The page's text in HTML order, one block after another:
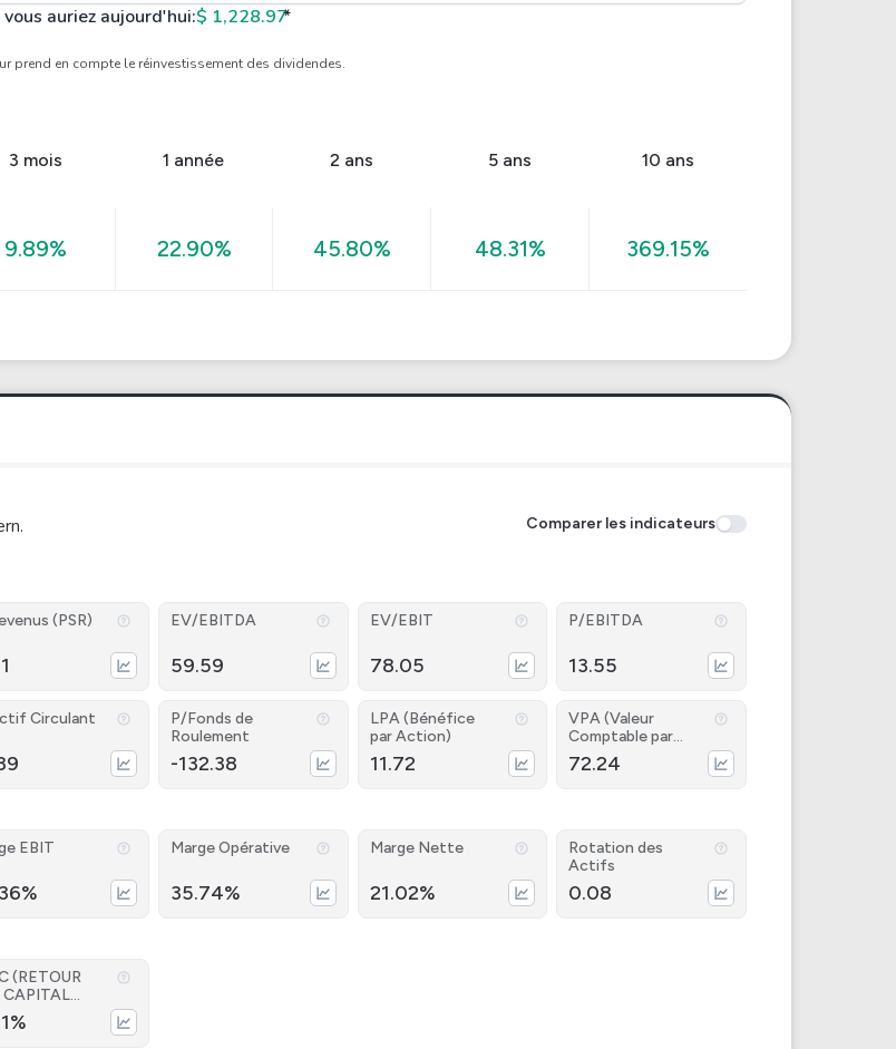
vous auriez aujourd'hui:$ 1,228.97*
prend en compte le réinvestissement des dividendes.
3 mois 1 année 2 ans 5 ans 10 ans
9.89% 22.90% 45.80% 48.31% 369.15%
Comparer les indicateurs
(PSR) EV/EBITDA
59.59
EV/EBIT
78.05
P/EBITDA
13.55
Circulant
P/Fonds de
Roulement
-132.38
LPA (Bénéfice
par Action)
11.72
VPA (Valeur
Comptable par
Action)
72.24
EBIT Marge Opérative
35.74%
Marge Nette
21.02%
Rotation des
Actifs
0.08
(RETOUR
CAPITAL